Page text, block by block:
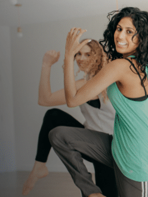
Coaching
Perso
Functional
Hyrox
EMS
TRX